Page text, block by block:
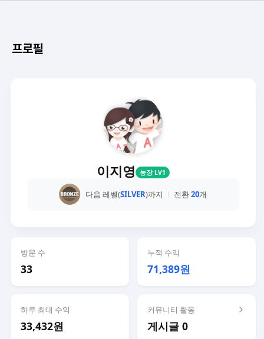
프로필
이지영 농장 LV1
다음 레벨(SILVER)까지 전환20개
방문 수
33
누적 수익
71,389원
하루 최대 수익
33,432원
커뮤니티 활동
게시글 0